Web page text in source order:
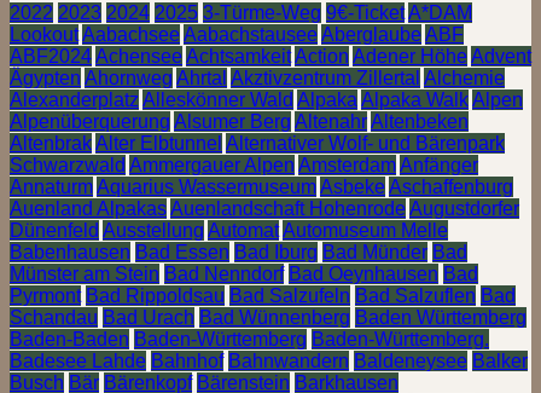
2022 2023 2024 2025 3-Türme-Weg 9€-TicketA*DAM
LookoutAabachseeAabachstauseeAberglaubeABF
ABF2024AchenseeAchtsamkeitAction Adener HöheAdvent
Ägypten Ahornweg Ahrtal Akztivzentrum Zillertal Alchemie
Alexanderplatz Alleskönner Wald Alpaka Alpaka WalkAlpen
Alpenüberquerung Alsumer Berg AltenahrAltenbeken
AltenbrakAlter Elbtunnel Alternativer Wolf- und Bärenpark
Schwarzwald Ammergauer Alpen AmsterdamAnfänger
AnnaturmAquarius WassermuseumAsbekeAschaffenburg
Auenland AlpakasAuenlandschaft HohenrodeAugustdorfer
Dünenfeld Ausstellung AutomatAutomuseum Melle
Babenhausen Bad Essen Bad Iburg Bad Münder Bad
Münster am Stein Bad Nenndorf Bad Oeynhausen Bad
Pyrmont Bad Rippoldsau Bad Salzufeln Bad Salzuflen Bad
Schandau Bad Urach Bad Wünnenberg Baden Württemberg
Baden-Baden Baden-Württemberg Baden-Württemberg.
Badesee Lahde Bahnhof Bahnwandern Baldeneysee Balker
Busch Bär Bärenkopf Bärenstein Barkhausen